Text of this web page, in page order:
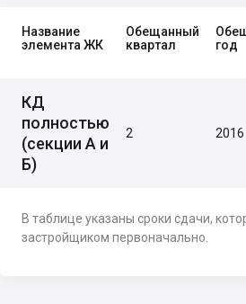
Название
элемента ЖК
Обещанный
квартал
год
КД
полностью
(секции А и
Б)
2 2016
В таблице указаны сроки сдачи,
застройщиком первоначально.